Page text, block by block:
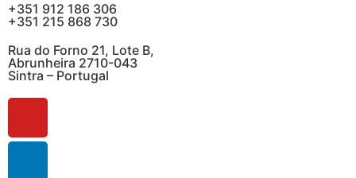
+351 912 186 306
+351 215 868 730
Rua do Forno 21, Lote B,
Abrunheira 2710-043
Sintra – Portugal